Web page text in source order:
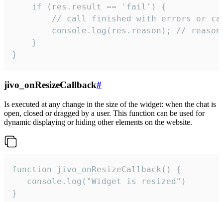
    if (res.result == 'fail') {
// call finished with errors or
console.log(res.reason); //
    }
}
jivo_onResizeCallback#
Is executed at any change in the size of the widget: when the chat is
open, closed or dragged by a user. This function can be used for
dynamic displaying or hiding other elements on the website.
function jivo_onResizeCallback() {
   console.log("Widget is resized")
}